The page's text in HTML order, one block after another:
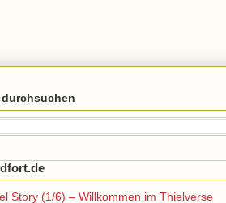
Story (1/6) – Willkommen im Thielverse